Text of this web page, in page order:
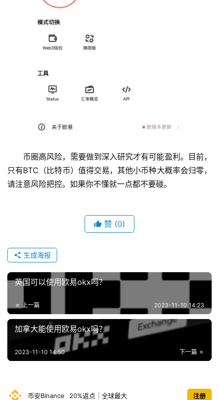
币圈高风险，需要做到深入研究才有可能盈利。目前，
只有BTC（比特币）值得交易，其他小币种大概率会归零，
请注意风险把控。如果你不懂就一点都不要碰。
赞 (0)
生成海报
英国可以使用欧易okx吗？
上一篇 2023-11-10 14:23
加拿大能使用欧易okx吗？
下一篇
2023-11-10 14:50
币安Binance 20%返点 全球最大 注册